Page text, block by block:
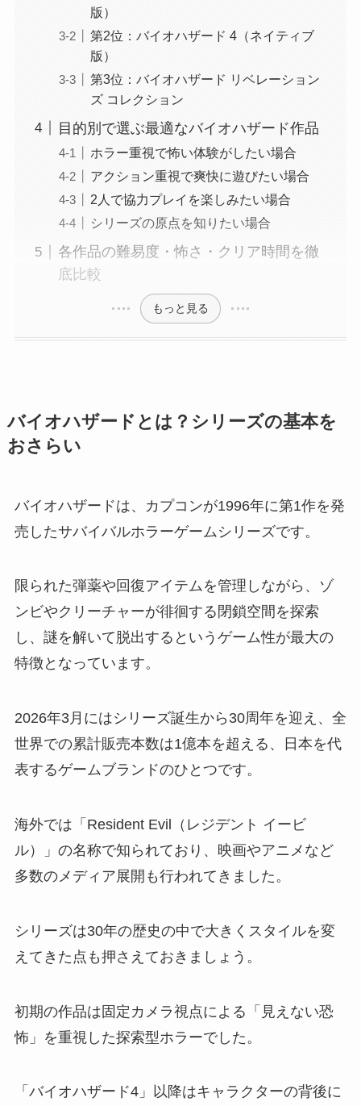
版）
第2位：バイオハザード 4（ネイティブ
版）
第3位：バイオハザード リベレーション
ズ コレクション
目的別で選ぶ最適なバイオハザード作品
ホラー重視で怖い体験がしたい場合
アクション重視で爽快に遊びたい場合
2人で協力プレイを楽しみたい場合
シリーズの原点を知りたい場合
各作品の難易度・怖さ・クリア時間を徹
底比較
もっと見る
バイオハザードとは？シリーズの基本を
おさらい
バイオハザードは、カプコンが1996年に第1作を発
売したサバイバルホラーゲームシリーズです。
限られた弾薬や回復アイテムを管理しながら、ゾ
ンビやクリーチャーが徘徊する閉鎖空間を探索
し、謎を解いて脱出するというゲーム性が最大の
特徴となっています。
2026年3月にはシリーズ誕生から30周年を迎え、全
世界での累計販売本数は1億本を超える、日本を代
表するゲームブランドのひとつです。
海外では「Resident Evil（レジデント イービ
ル）」の名称で知られており、映画やアニメなど
多数のメディア展開も行われてきました。
シリーズは30年の歴史の中で大きくスタイルを変
えてきた点も押さえておきましょう。
初期の作品は固定カメラ視点による「見えない恐
怖」を重視した探索型ホラーでした。
「バイオハザード4」以降はキャラクターの背後に